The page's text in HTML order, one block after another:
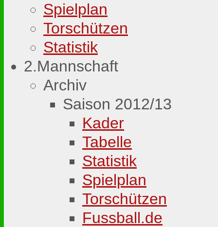
Spielplan
Torschützen
Statistik
2.Mannschaft
Archiv
Saison 2012/13
Kader
Tabelle
Statistik
Spielplan
Torschützen
Fussball.de